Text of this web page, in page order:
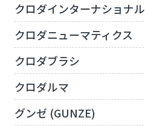
クロダインターナショナル
クロダニューマティクス
クロダブラシ
クロダルマ
グンゼ (GUNZE)